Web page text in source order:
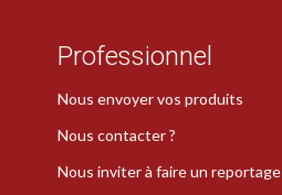
Professionnel
Nous envoyer vos produits
Nous contacter ?
Nous inviter à faire un reportage